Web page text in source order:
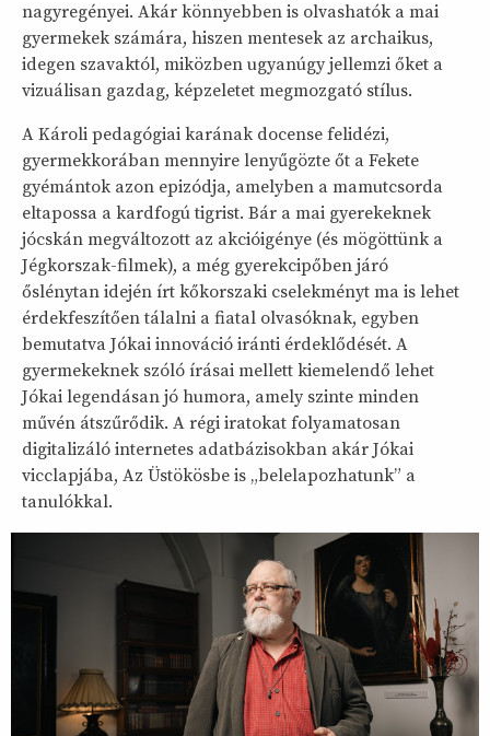
nagyregényei. Akár könnyebben is olvashatók a mai
gyermekek számára, hiszen mentesek az archaikus,
idegen szavaktól, miközben ugyanúgy jellemzi őket a
vizuálisan gazdag, képzeletet megmozgató stílus.
A Károli pedagógiai karának docense felidézi,
gyermekkorában mennyire lenyűgözte őt a Fekete
gyémántok azon epizódja, amelyben a mamutcsorda
eltapossa a kardfogú tigrist. Bár a mai gyerekeknek
jócskán megváltozott az akcióigénye (és mögöttünk a
Jégkorszak-filmek), a még gyerekcipőben járó
őslénytan idején írt kőkorszaki cselekményt ma is lehet
érdekfeszítően tálalni a fiatal olvasóknak, egyben
bemutatva Jókai innováció iránti érdeklődését. A
gyermekeknek szóló írásai mellett kiemelendő lehet
Jókai legendásan jó humora, amely szinte minden
művén átszűrődik. A régi iratokat folyamatosan
digitalizáló internetes adatbázisokban akár Jókai
vicclapjába, Az Üstökösbe is „belelapozhatunk” a
tanulókkal.